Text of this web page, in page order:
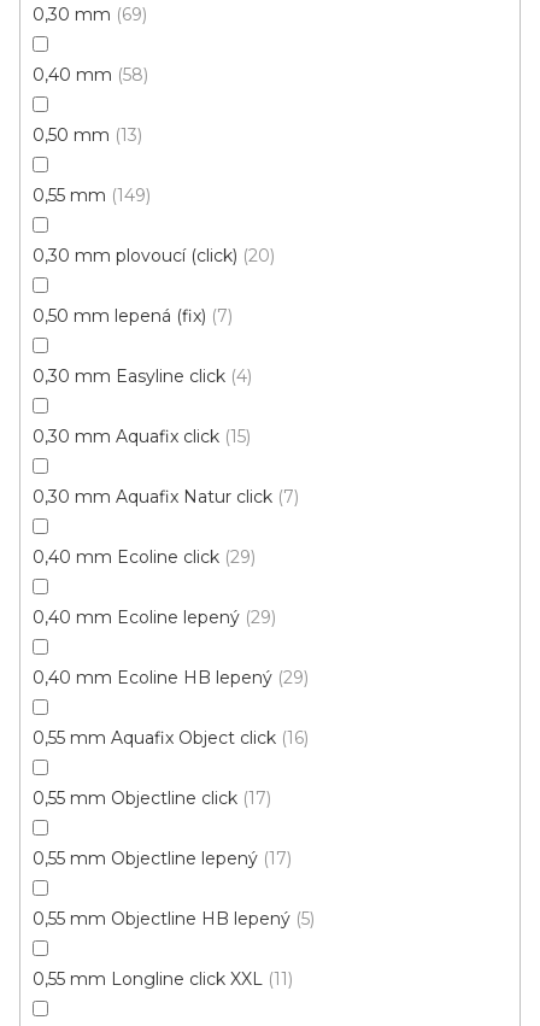
0,30 mm 69
0,40 mm 58
0,50 mm 13
0,55 mm 149
0,30 mm plovoucí (click) 20
0,50 mm lepená (fix) 7
0,30 mm Easyline click 4
0,30 mm Aquafix click 15
0,30 mm Aquafix Natur click 7
0,40 mm Ecoline click 29
0,40 mm Ecoline lepený 29
0,40 mm Ecoline HB lepený 29
0,55 mm Aquafix Object click 16
0,55 mm Objectline click 17
0,55 mm Objectline lepený 17
0,55 mm Objectline HB lepený 5
0,55 mm Longline click XXL 11
735 Kč/ m2
Clic 30V (plovoucí)
Akce
Vinylová podlaha Wineo Select Starlight oak soft
DB00116
Skladem, ihned k odeslání
449 Kč
575 Kč
Wineo